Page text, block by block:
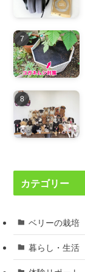
カテゴリー
ベリーの栽培
暮らし・生活